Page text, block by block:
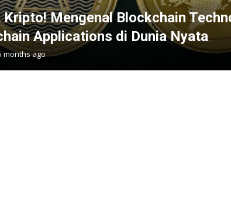
Kripto! Mengenal Blockchain
Applications di Dunia Nyata
months ago